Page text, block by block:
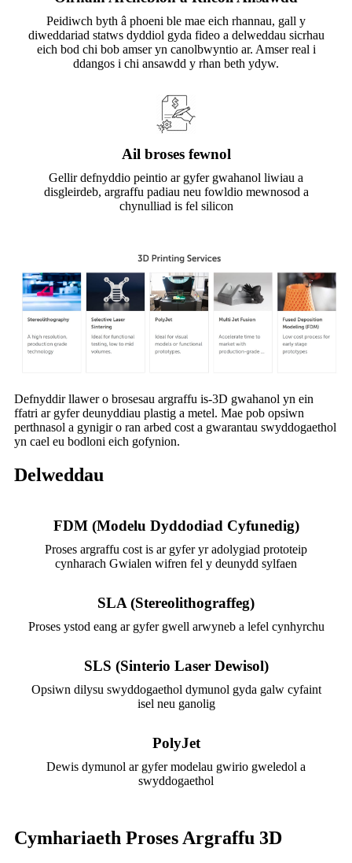
Peidiwch byth â phoeni ble mae eich rhannau, gall y
diweddariad statws dyddiol gyda fideo a delweddau sicrhau
eich bod chi bob amser yn canolbwyntio ar. Amser real i
ddangos i chi ansawdd y rhan beth ydyw.
Ail broses fewnol
Gellir defnyddio peintio ar gyfer gwahanol liwiau a
disgleirdeb, argraffu padiau neu fowldio mewnosod a
chynulliad is fel silicon
Defnyddir llawer o brosesau argraffu is-3D gwahanol yn ein
ffatri ar gyfer deunyddiau plastig a metel. Mae pob opsiwn
perthnasol a gynigir o ran arbed cost a gwarantau swyddogaethol
yn cael eu bodloni eich gofynion.
Delweddau
FDM (Modelu Dyddodiad Cyfunedig)
Proses argraffu cost is ar gyfer yr adolygiad prototeip
cynharach Gwialen wifren fel y deunydd sylfaen
SLA (Stereolithograffeg)
Proses ystod eang ar gyfer gwell arwyneb a lefel cynhyrchu
SLS (Sinterio Laser Dewisol)
Opsiwn dilysu swyddogaethol dymunol gyda galw cyfaint
isel neu ganolig
PolyJet
Dewis dymunol ar gyfer modelau gwirio gweledol a
swyddogaethol
Cymhariaeth Proses Argraffu 3D